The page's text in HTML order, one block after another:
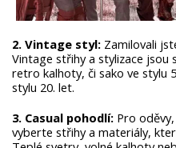
2. Vintage styl: Zamilovali
Vintage střihy a stylizace jsou
retro kalhoty, či sako ve stylu
stylu 20. let.
3. Casual pohodlí: Pro
vyberte střihy a materiály,